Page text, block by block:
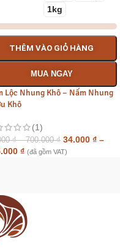
1kg
THÊM VÀO GIỎ HÀNG
MUA NGAY
Lộc Nhung Khô – Nấm Nhung
Khô
(1)
₫ – 700.000₫ 34.000 ₫ –
₫ (đã gồm VAT)